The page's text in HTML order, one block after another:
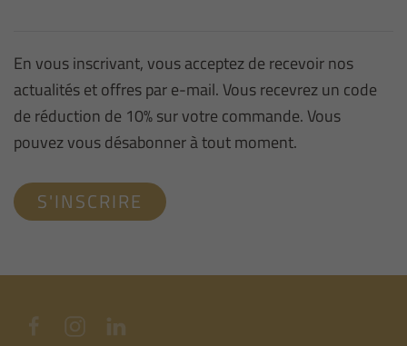
En vous inscrivant, vous acceptez de recevoir nos
actualités et offres par e-mail. Vous recevrez un code
de réduction de 10% sur votre commande. Vous
pouvez vous désabonner à tout moment.